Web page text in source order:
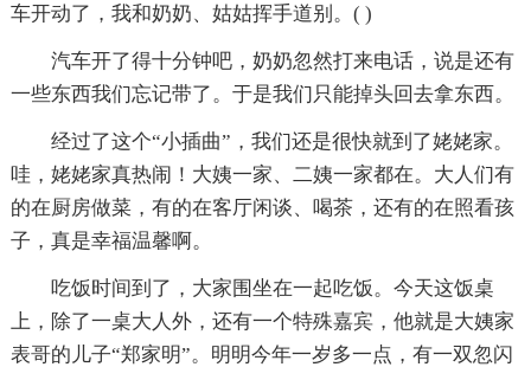
车开动了，我和奶奶、姑姑挥手道别。( )
汽车开了得十分钟吧，奶奶忽然打来电话，说是还有
一些东西我们忘记带了。于是我们只能掉头回去拿东西。
经过了这个“小插曲”，我们还是很快就到了姥姥家。
哇，姥姥家真热闹！大姨一家、二姨一家都在。大人们有
的在厨房做菜，有的在客厅闲谈、喝茶，还有的在照看孩
子，真是幸福温馨啊。
吃饭时间到了，大家围坐在一起吃饭。今天这饭桌
上，除了一桌大人外，还有一个特殊嘉宾，他就是大姨家
表哥的儿子“郑家明”。明明今年一岁多一点，有一双忽闪